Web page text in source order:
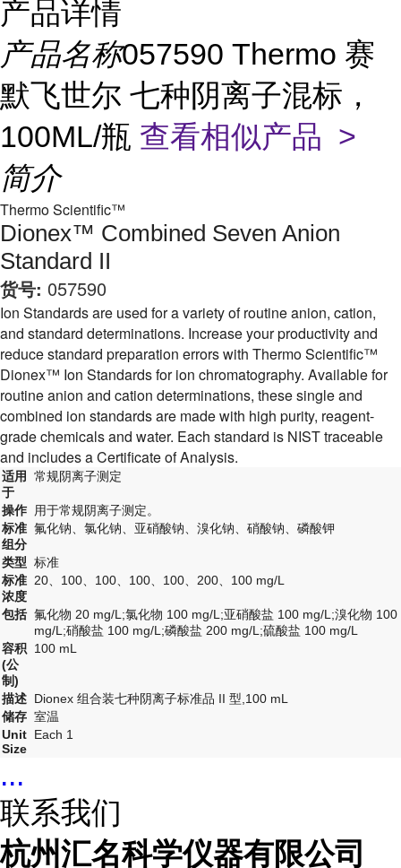
产品详情
产品名称057590 Thermo 赛
默飞世尔 七种阴离子混标，
100ML/瓶 查看相似产品 >
简介
Thermo Scientific™
Dionex™ Combined Seven Anion
Standard II
货号: 057590
Ion Standards are used for a variety of routine anion, cation,
and standard determinations. Increase your productivity and
reduce standard preparation errors with Thermo Scientific™
Dionex™ Ion Standards for ion chromatography. Available for
routine anion and cation determinations, these single and
combined ion standards are made with high purity, reagent-
grade chemicals and water. Each standard is NIST traceable
and includes a Certificate of Analysis.
适用
于
常规阴离子测定
操作
用于常规阴离子测定。
标准
组分
氟化钠、氯化钠、亚硝酸钠、溴化钠、硝酸钠、磷酸钾
类型 标准
标准
浓度
20、100、100、100、100、200、100 mg/L
包括 氟化物 20 mg/L;氯化物 100 mg/L;亚硝酸盐 100 mg/L;溴化物 100
mg/L;硝酸盐 100 mg/L;磷酸盐 200 mg/L;硫酸盐 100 mg/L
容积
(公
制)
100 mL
描述 Dionex 组合装七种阴离子标准品 II 型,100 mL
储存 室温
Unit
Size
Each 1
...
联系我们
杭州汇名科学仪器有限公司